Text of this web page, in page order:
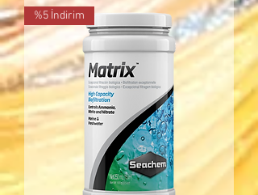
%5 İndirim